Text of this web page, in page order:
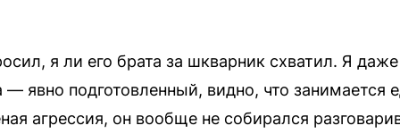
я ли его брата за шкварник схватил. Я
явно подготовленный, видно, что занимается
агрессия, он вообще не собирался